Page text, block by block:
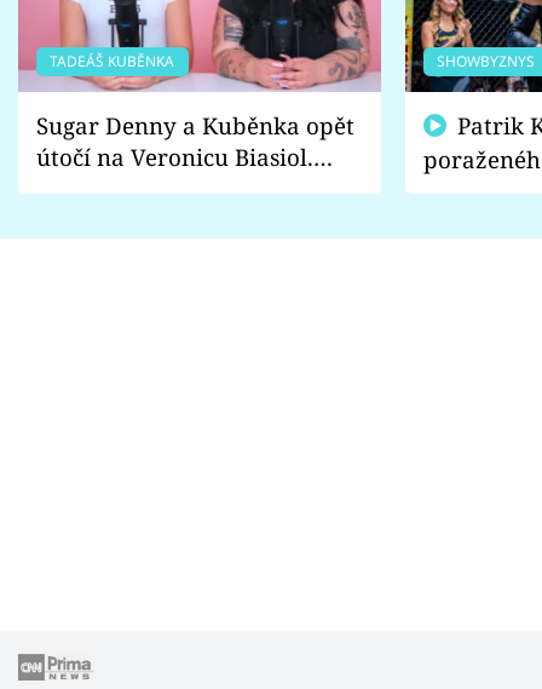
TADEÁŠ KUBĚNKA
Sugar Denny a Kuběnka opět
útočí na Veronicu Biasiol.
Proč je podle nich falešná a
SHOWBYZNYS
fanoušci